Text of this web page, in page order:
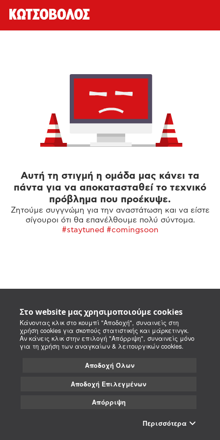
Στο website μας χρησιμοποιούμε cookies
Κάνοντας κλικ στο κουμπί "Αποδοχή", συναινείς στη
χρήση cookies για σκοπούς στατιστικής και μάρκετινγκ.
Αν κάνεις κλικ στην επιλογή "Απόρριψη", συναινείς μόνο
για τη χρήση των αναγκαίων & λειτουργικών cookies.
Αποδοχή Όλων
Αποδοχή Επιλεγμένων
Απόρριψη
Περισσότερα
Αυτή τη στιγμή η ομάδα μας κάνει τα
πάντα για να αποκατασταθεί το τεχνικό
πρόβλημα που προέκυψε.
Ζητούμε συγγνώμη για την αναστάτωση και να είστε
σίγουροι ότι θα επανέλθουμε πολύ σύντομα.
#staytuned #comingsoon